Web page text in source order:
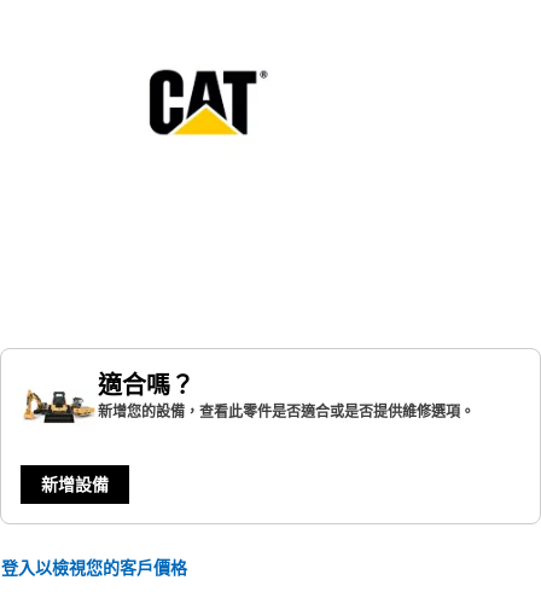
適合嗎？
新增您的設備，查看此零件是否適合或是否提供維修選項。
新增設備
登入以檢視您的客戶價格